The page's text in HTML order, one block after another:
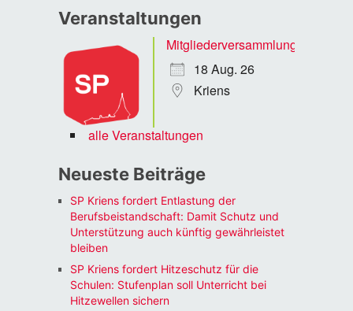
Veranstaltungen
Mitgliederversammlung
18 Aug. 26
Kriens
alle Veranstaltungen
Neueste Beiträge
SP Kriens fordert Entlastung der
Berufsbeistandschaft: Damit Schutz und
Unterstützung auch künftig gewährleistet
bleiben
SP Kriens fordert Hitzeschutz für die
Schulen: Stufenplan soll Unterricht bei
Hitzewellen sichern